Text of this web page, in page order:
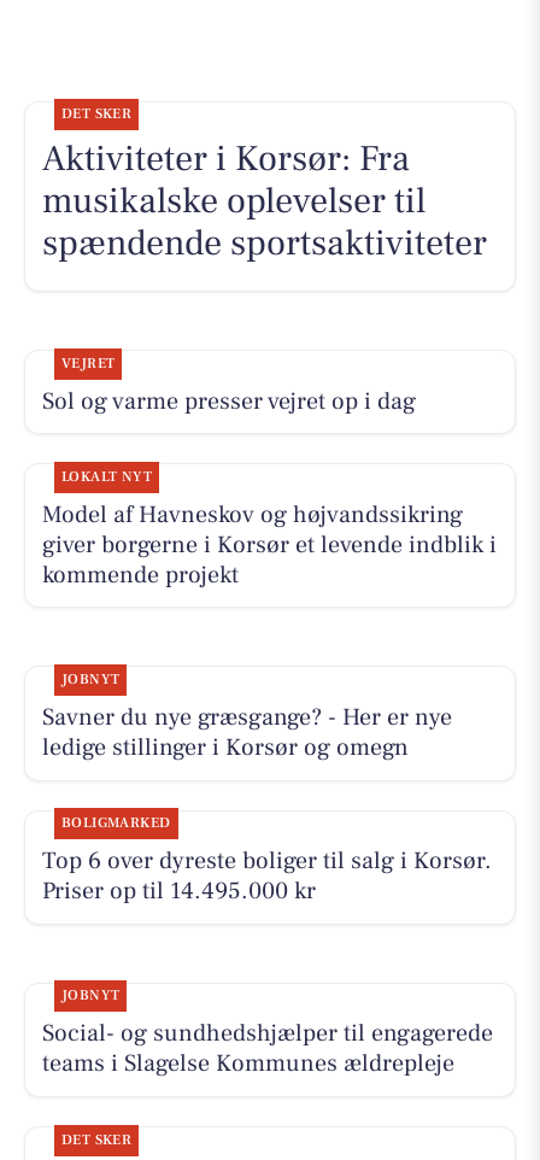
DET SKER
Aktiviteter i Korsør: Fra
musikalske oplevelser til
spændende sportsaktiviteter
VEJRET
Sol og varme presser vejret op i dag
LOKALT NYT
Model af Havneskov og højvandssikring
giver borgerne i Korsør et levende indblik i
kommende projekt
JOBNYT
Savner du nye græsgange? - Her er nye
ledige stillinger i Korsør og omegn
BOLIGMARKED
Top 6 over dyreste boliger til salg i Korsør.
Priser op til 14.495.000 kr
JOBNYT
Social- og sundhedshjælper til engagerede
teams i Slagelse Kommunes ældrepleje
DET SKER